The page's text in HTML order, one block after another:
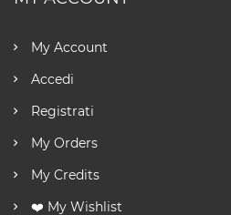
My Account
Accedi
Registrati
My Orders
My Credits
❤️ My Wishlist